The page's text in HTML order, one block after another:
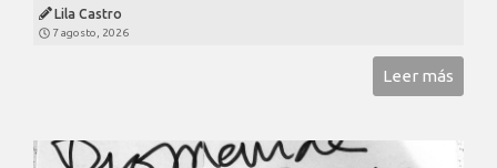
Lila Castro
7 agosto, 2026
Leer más